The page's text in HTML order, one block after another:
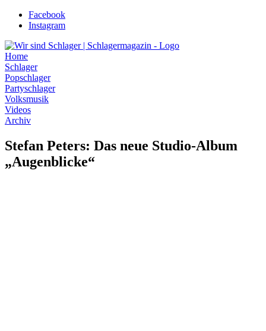
Zum
Inhalt
Facebook
Instagram
Home
Schlager
Popschlager
Partyschlager
Volksmusik
Videos
Archiv
Stefan Peters: Das neue Studio-Album
„Augenblicke“